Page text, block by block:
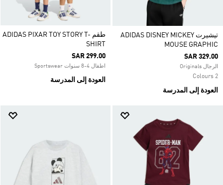
تيشيرت ADIDAS DISNEY MICKEY
MOUSE GRAPHIC
SAR 329.00
الرجال Originals
2 Colours
العودة إلى المدرسة
طقم ADIDAS PIXAR TOY STORY T-
SHIRT
SAR 299.00
اطفال 4-8 سنوات Sportswear
العودة إلى المدرسة